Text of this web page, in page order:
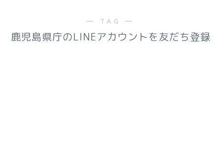
― TAG ―
鹿児島県庁のLINEアカウントを友だち登録